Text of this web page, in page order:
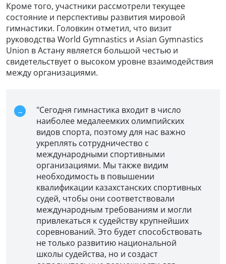
Кроме того, участники рассмотрели текущее
состояние и перспективы развития мировой
гимнастики. Головкин отметил, что визит
руководства World Gymnastics и Asian Gymnastics
Union в Астану является большой честью и
свидетельствует о высоком уровне взаимодействия
между организациями.
"Сегодня гимнастика входит в число
наиболее медалеемких олимпийских
видов спорта, поэтому для нас важно
укреплять сотрудничество с
международными спортивными
организациями. Мы также видим
необходимость в повышении
квалификации казахстанских спортивных
судей, чтобы они соответствовали
международным требованиям и могли
привлекаться к судейству крупнейших
соревнований. Это будет способствовать
не только развитию национальной
школы судейства, но и создаст